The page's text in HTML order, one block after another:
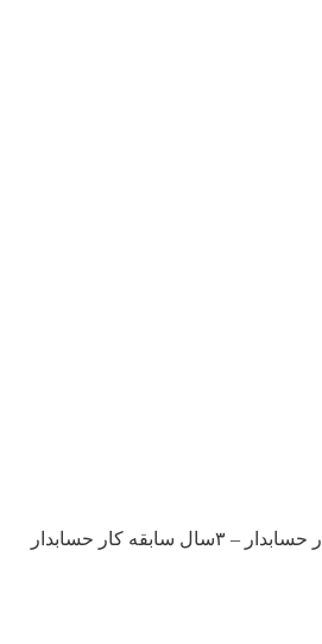
شرکت تولیدی در زمینه صنایع غذایی در تبریز از افراد زیر دعوت به همکاری مینماید: مدیر کارخانه مسئول تولید صنایع غذایی – ۳ سابقه کار مسئول فروش ۳ سابقه کار حسابدار – ۳سال سابقه کار حسابدار